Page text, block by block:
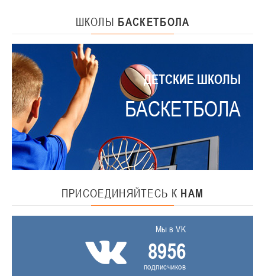
ШКОЛЫ БАСКЕТБОЛА
ДЕТСКИЕ ШКОЛЫ
БАСКЕТБОЛА
ПРИСОЕДИНЯЙТЕСЬ К НАМ
Мы в VK
8956
подписчиков